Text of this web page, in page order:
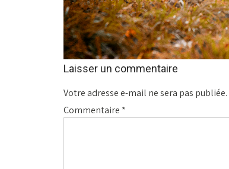
Laisser un commentaire
Votre adresse e-mail ne sera pas publiée.
Commentaire *